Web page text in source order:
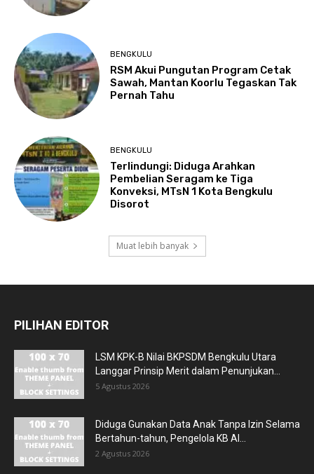
BENGKULU
RSM Akui Pungutan Program Cetak
Sawah, Mantan Koorlu Tegaskan Tak
Pernah Tahu
BENGKULU
Terlindungi: Diduga Arahkan
Pembelian Seragam ke Tiga
Konveksi, MTsN 1 Kota Bengkulu
Disorot
Muat lebih banyak
PILIHAN EDITOR
LSM KPK-B Nilai BKPSDM Bengkulu Utara
Langgar Prinsip Merit dalam Penunjukan...
5 Agustus 2026
Diduga Gunakan Data Anak Tanpa Izin Selama
Bertahun-tahun, Pengelola KB Al...
2 Agustus 2026